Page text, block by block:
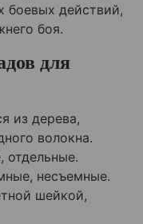
боевых действий,
боя.
для
из дерева,
волокна.
отдельные.
несъемные.
шейкой,